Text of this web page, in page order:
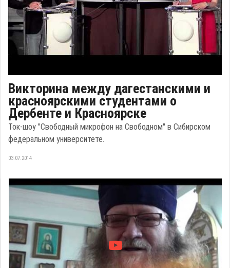
Викторина между дагестанскими и
красноярскими студентами о
Дербенте и Красноярске
Ток-шоу "Свободный микрофон на Свободном" в Сибирском
федеральном университете.
03.07.2014